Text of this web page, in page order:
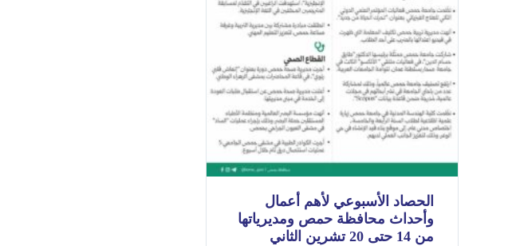
الحصاد الأسبوعي لأهم أعمال
وأحداث محافظة حمص ومديرياتها
من 14 حتى 20 تشرين الثاني